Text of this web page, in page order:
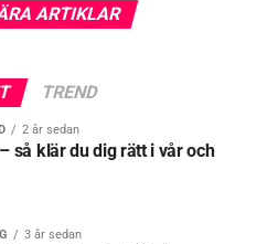
ARTIKLAR
TREND
2 år sedan
så klär du dig rätt i vår och
3 år sedan